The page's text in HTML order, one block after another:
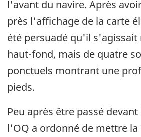
l'avant du navire. Après
près l'affichage de la carte
été persuadé qu'il s'agissait
haut-fond, mais de quatre
ponctuels montrant une
pieds.
Peu après être passé devant
l'OQ a ordonné de mettre